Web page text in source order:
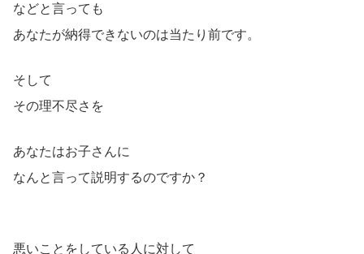
などと言っても
あなたが納得できないのは当たり前です。
そして
その理不尽さを
あなたはお子さんに
なんと言って説明するのですか？
悪いことをしている人に対して